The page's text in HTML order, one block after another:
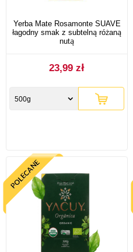
Yerba Mate Rosamonte SUAVE
łagodny smak z subtelną różaną
nutą
23,99 zł
500g